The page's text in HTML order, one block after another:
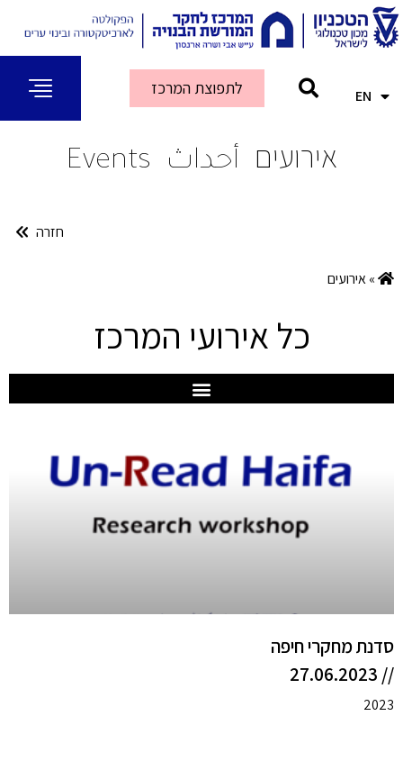
EN
AR לתפוצת המרכז
אירועים أحداث Events
»אירועים
חזרה
כל אירועי המרכז
סדנת מחקרי חיפה
// 27.06.2023
2023